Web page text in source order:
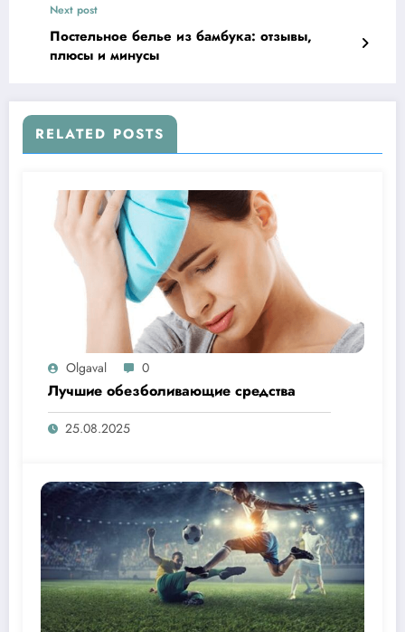
Next post
Постельное белье из бамбука: отзывы,
плюсы и минусы
RELATED POSTS
Olgaval 0
Лучшие обезболивающие средства
25.08.2025